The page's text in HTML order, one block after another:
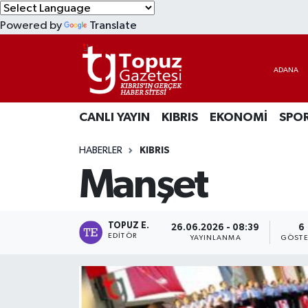
Powered by Translate
CANLI YAYIN KIBRIS EKONOMİ
HABERLER KIBRIS
Manşet
TOPUZ E.
EDITÖR
26.06.2026 - 08:39
YAYINLANMA
6
EKONOMİ
MAGAZİN
Lefkoşa Nöbetçi Eczaneler
Lefkoşa Hava Durumu
Lefkoşa Trafik Yoğunluk Haritası
Süper Lig Puan Durumu ve Fikstür
Tüm Manşetler
Son Dakika Haberleri